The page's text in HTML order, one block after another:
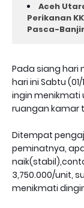
Aceh
Perikanan
Pasca-Banjir
Pada siang hari
hari ini Sabtu
ingin menikmati
ruangan kamar
Ditempat
peminatnya,
3,750.000/unit,
menikmati